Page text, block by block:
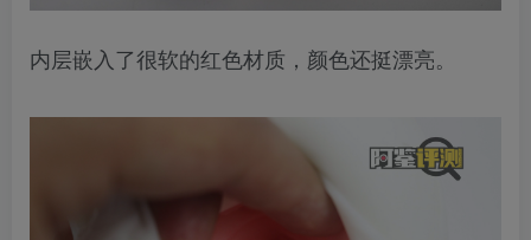
内层嵌入了很软的红色材质，颜色还挺漂亮。